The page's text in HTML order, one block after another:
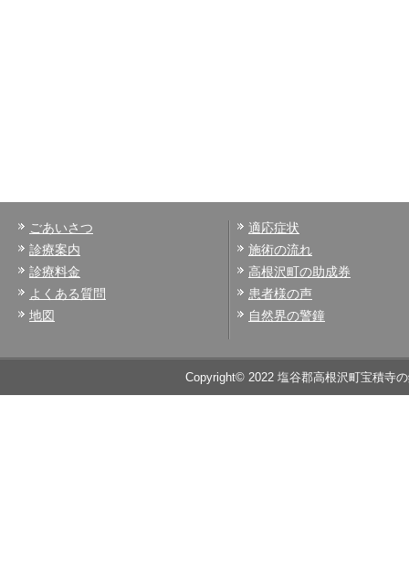
ごあいさつ
診療案内
診療料金
よくある質問
地図
適応症状
施術の流れ
高根沢町の助成券
患者様の声
自然界の警鐘
Copyright© 2022 塩谷郡高根沢町宝積寺